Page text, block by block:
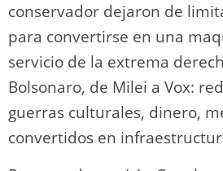
conservador dejaron de
para convertirse en una
servicio de la extrema
Bolsonaro, de Milei a Vox:
guerras culturales, dinero,
convertidos en